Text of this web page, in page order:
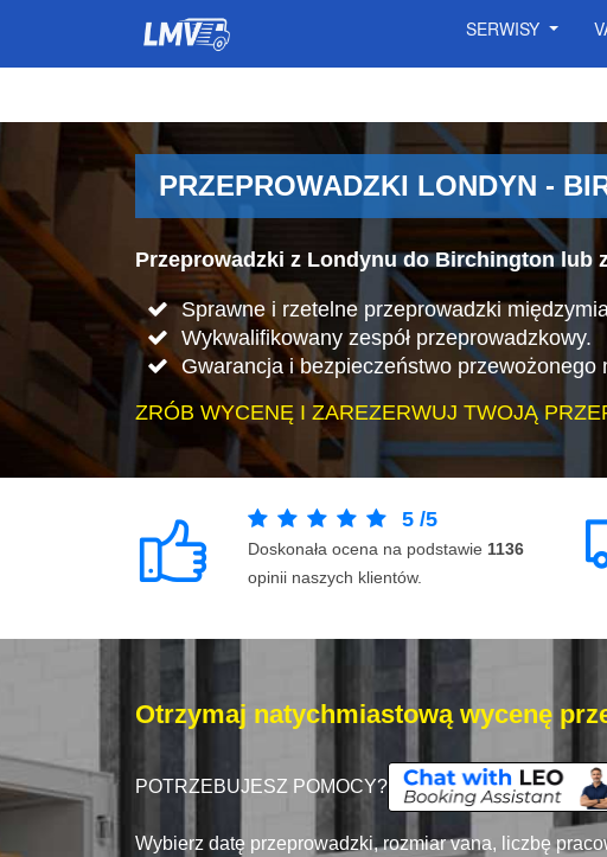
SERWISY
PRZEPROWADZKI LONDYN -
Przeprowadzki z Londynu do Birchington lub
Sprawne i rzetelne przeprowadzki
Wykwalifikowany zespół przeprowadzkowy.
Gwarancja i bezpieczeństwo przewożonego
ZRÓB WYCENĘ I ZAREZERWUJ TWOJĄ
5 /5
Doskonała ocena na podstawie 1136
opinii naszych klientów.
Otrzymaj natychmiastową wycenę
POTRZEBUJESZ POMOCY?
Wybierz datę przeprowadzki, rozmiar vana, liczbę